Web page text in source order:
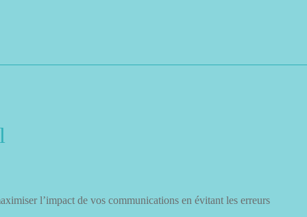
l’impact de vos communications en évitant les erreurs